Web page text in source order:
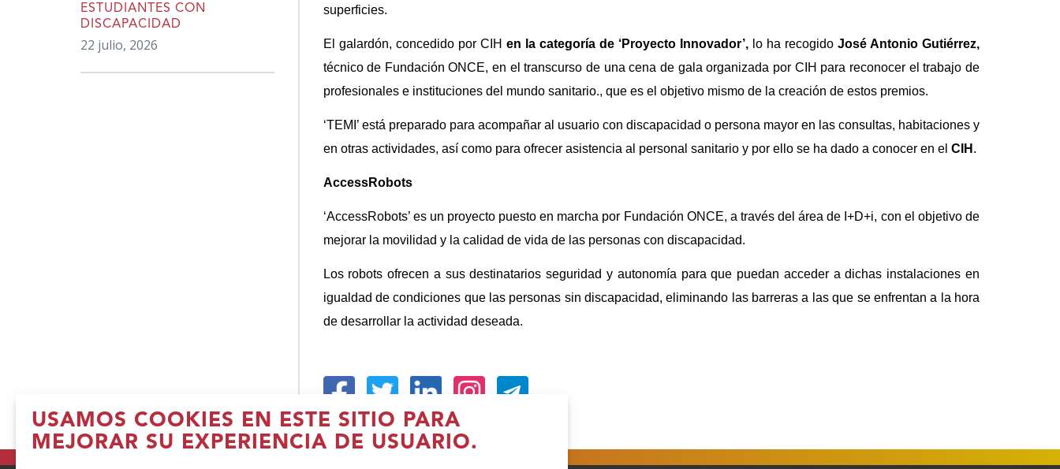
USAMOS COOKIES EN ESTE SITIO PARA
MEJORAR SU EXPERIENCIA DE USUARIO.
superficies.
El galardón, concedido por CIH en la categoría de ‘Proyecto Innovador’, lo ha recogido José Antonio Gutiérrez,
técnico de Fundación ONCE, en el transcurso de una cena de gala organizada por CIH para reconocer el trabajo de
profesionales e instituciones del mundo sanitario., que es el objetivo mismo de la creación de estos premios.
‘TEMI’ está preparado para acompañar al usuario con discapacidad o persona mayor en las consultas, habitaciones y
en otras actividades, así como para ofrecer asistencia al personal sanitario y por ello se ha dado a conocer en el CIH .
AccessRobots
‘AccessRobots’ es un proyecto puesto en marcha por Fundación ONCE, a través del área de I+D+i, con el objetivo de
mejorar la movilidad y la calidad de vida de las personas con discapacidad.
Los robots ofrecen a sus destinatarios seguridad y autonomía para que puedan acceder a dichas instalaciones en
igualdad de condiciones que las personas sin discapacidad, eliminando las barreras a las que se enfrentan a la hora
de desarrollar la actividad deseada.
(Abre
en
(Abre
en
(Abre
en
en
ESTUDIANTES CON
DISCAPACIDAD
22 julio, 2026